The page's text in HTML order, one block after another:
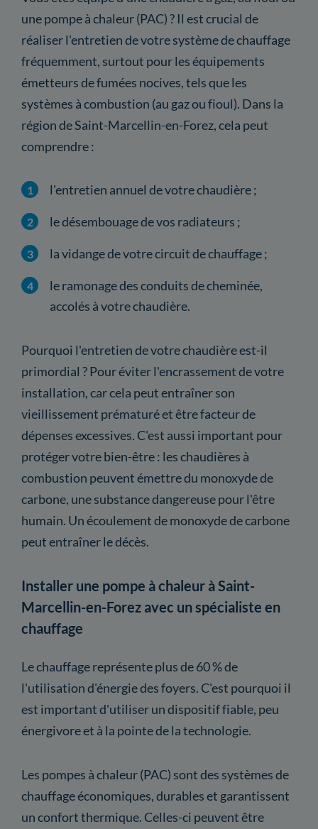
une pompe à chaleur (PAC) ? Il est crucial de
réaliser l'entretien de votre système de chauffage
fréquemment, surtout pour les équipements
émetteurs de fumées nocives, tels que les
systèmes à combustion (au gaz ou fioul). Dans la
région de Saint-Marcellin-en-Forez, cela peut
comprendre :
l'entretien annuel de votre chaudière ;
le désembouage de vos radiateurs ;
la vidange de votre circuit de chauffage ;
le ramonage des conduits de cheminée,
accolés à votre chaudière.
Pourquoi l'entretien de votre chaudière est-il
primordial ? Pour éviter l'encrassement de votre
installation, car cela peut entraîner son
vieillissement prématuré et être facteur de
dépenses excessives. C'est aussi important pour
protéger votre bien-être : les chaudières à
combustion peuvent émettre du monoxyde de
carbone, une substance dangereuse pour l'être
humain. Un écoulement de monoxyde de carbone
peut entraîner le décès.
Installer une pompe à chaleur à Saint-
Marcellin-en-Forez avec un spécialiste en
chauffage
Le chauffage représente plus de 60 % de
l'utilisation d'énergie des foyers. C'est pourquoi il
est important d'utiliser un dispositif fiable, peu
énergivore et à la pointe de la technologie.
Les pompes à chaleur (PAC) sont des systèmes de
chauffage économiques, durables et garantissent
un confort thermique. Celles-ci peuvent être